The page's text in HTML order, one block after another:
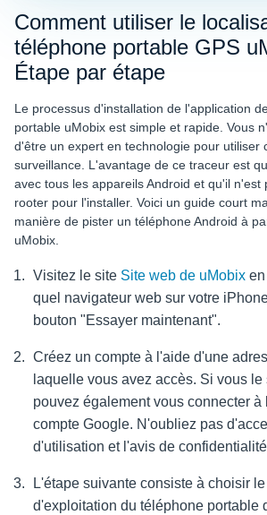
Comment utiliser le
téléphone portable GPS
Étape par étape
Le processus d'installation de l'application
portable uMobix est simple et rapide. Vous
d'être un expert en technologie pour utiliser
surveillance. L'avantage de ce traceur est
avec tous les appareils Android et qu'il n'est
rooter pour l'installer. Voici un guide court
manière de pister un téléphone Android à
uMobix.
Visitez le site Site web de uMobix
quel navigateur web sur votre
bouton "Essayer maintenant".
Créez un compte à l'aide d'une
laquelle vous avez accès. Si vous
pouvez également vous connecter à
compte Google. N'oubliez pas
d'utilisation et l'avis de
L'étape suivante consiste à choisir
d'exploitation du téléphone portable